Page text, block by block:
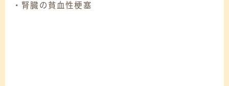
・腎臓の貧血性梗塞